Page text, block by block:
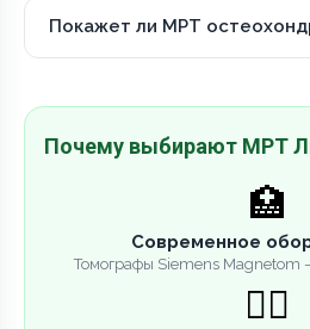
Покажет ли МРТ
Почему выбирают МРТ
🏥
Современное
Томографы Siemens Magnetom
👨‍⚕️